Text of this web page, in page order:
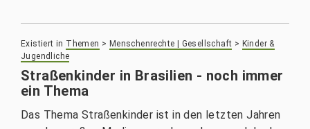
Existiert in Themen > Menschenrechte | Gesellschaft > Kinder &
Jugendliche
Straßenkinder in Brasilien - noch immer
ein Thema
Das Thema Straßenkinder ist in den letzten Jahren